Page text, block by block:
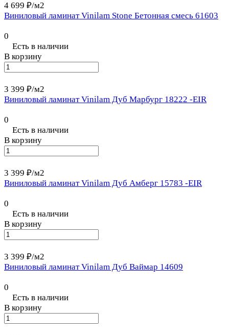
4 699 ₽/м2
Виниловый ламинат Vinilam Stone Бетонная смесь 61603
0
Есть в наличии
В корзину
3 399 ₽/м2
Виниловый ламинат Vinilam Дуб Марбург 18222 -EIR
0
Есть в наличии
В корзину
3 399 ₽/м2
Виниловый ламинат Vinilam Дуб Амберг 15783 -EIR
0
Есть в наличии
В корзину
3 399 ₽/м2
Виниловый ламинат Vinilam Дуб Ваймар 14609
0
Есть в наличии
В корзину